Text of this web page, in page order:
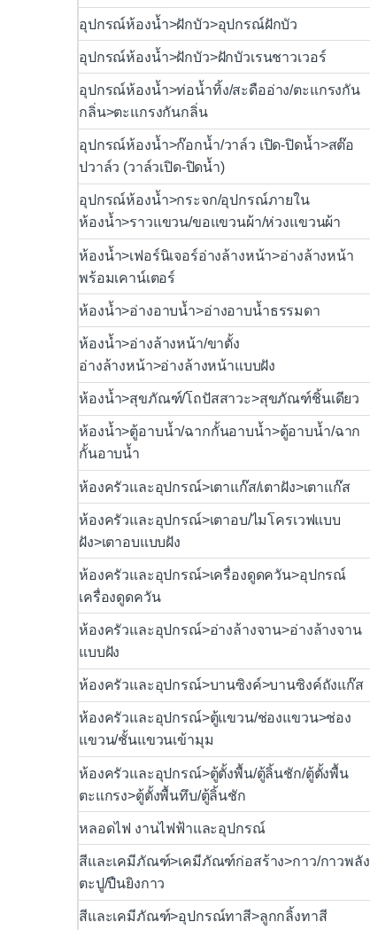
อุปกรณ์ห้องน้ำ>ฝักบัว>อุปกรณ์ฝักบัว
อุปกรณ์ห้องน้ำ>ฝักบัว>ฝักบัวเรนชาวเวอร์
อุปกรณ์ห้องน้ำ>ท่อน้ำทิ้ง/สะดืออ่าง/ตะแกรงกัน
กลิ่น>ตะแกรงกันกลิ่น
อุปกรณ์ห้องน้ำ>ก๊อกน้ำ/วาล์ว เปิด-ปิดน้ำ>สต๊อ
ปวาล์ว (วาล์วเปิด-ปิดน้ำ)
อุปกรณ์ห้องน้ำ>กระจก/อุปกรณ์ภายใน
ห้องน้ำ>ราวแขวน/ขอแขวนผ้า/ห่วงแขวนผ้า
ห้องน้ำ>เฟอร์นิเจอร์อ่างล้างหน้า>อ่างล้างหน้า
พร้อมเคาน์เตอร์
ห้องน้ำ>อ่างอาบน้ำ>อ่างอาบน้ำธรรมดา
ห้องน้ำ>อ่างล้างหน้า/ขาตั้ง
อ่างล้างหน้า>อ่างล้างหน้าแบบฝัง
ห้องน้ำ>สุขภัณฑ์/โถปัสสาวะ>สุขภัณฑ์ชิ้นเดียว
ห้องน้ำ>ตู้อาบน้ำ/ฉากกั้นอาบน้ำ>ตู้อาบน้ำ/ฉาก
กั้นอาบน้ำ
ห้องครัวและอุปกรณ์>เตาแก๊ส/เตาฝัง>เตาแก๊ส
ห้องครัวและอุปกรณ์>เตาอบ/ไมโครเวฟแบบ
ฝัง>เตาอบแบบฝัง
ห้องครัวและอุปกรณ์>เครื่องดูดควัน>อุปกรณ์
เครื่องดูดควัน
ห้องครัวและอุปกรณ์>อ่างล้างจาน>อ่างล้างจาน
แบบฝัง
ห้องครัวและอุปกรณ์>บานซิงค์>บานซิงค์ถังแก๊ส
ห้องครัวและอุปกรณ์>ตู้แขวน/ช่องแขวน>ช่อง
แขวน/ชั้นแขวนเข้ามุม
ห้องครัวและอุปกรณ์>ตู้ตั้งพื้น/ตู้ลิ้นชัก/ตู้ตั้งพื้น
ตะแกรง>ตู้ตั้งพื้นทึบ/ตู้ลิ้นชัก
หลอดไฟ งานไฟฟ้าและอุปกรณ์
สีและเคมีภัณฑ์>เคมีภัณฑ์ก่อสร้าง>กาว/กาวพลัง
ตะปู/ปืนยิงกาว
สีและเคมีภัณฑ์>อุปกรณ์ทาสี>ลูกกลิ้งทาสี